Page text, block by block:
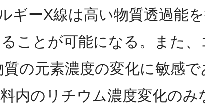
ギーX線は高い物質透過能
ことが可能になる。また
の元素濃度の変化に敏感
内のリチウム濃度変化の